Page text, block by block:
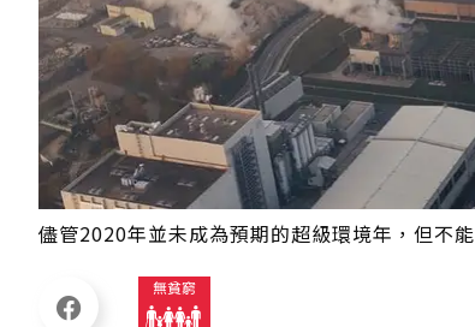
儘管2020年並未成為預期的超級環境年，但不